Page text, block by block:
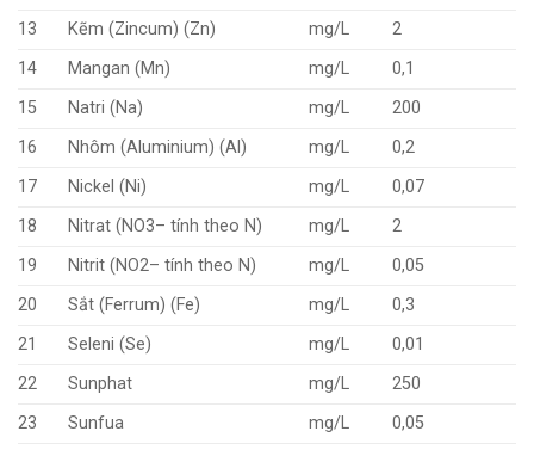
13
Kẽm (Zincum) (Zn) mg/L
2
14
Mangan (Mn) mg/L
0,1
15
Natri (Na) mg/L
200
16
Nhôm (Aluminium) (Al) mg/L
0,2
17
Nickel (Ni) mg/L
0,07
18
Nitrat (NO3– tính theo N) mg/L
2
19
Nitrit (NO2– tính theo N) mg/L
0,05
20
Sắt (Ferrum) (Fe) mg/L
0,3
21
Seleni (Se) mg/L
0,01
22
Sunphat mg/L
250
23
Sunfua mg/L 0,05